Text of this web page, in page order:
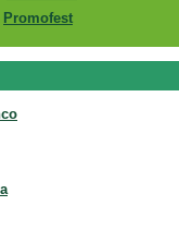
Promofest